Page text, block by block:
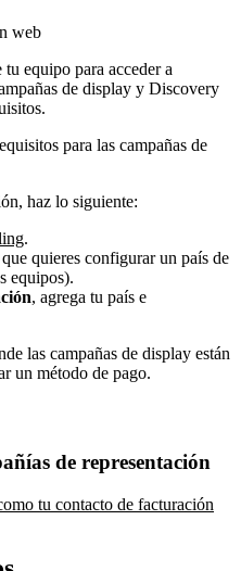
web
equipo para acceder a
de display y Discovery
para las campañas de
haz lo siguiente:
.
quieres configurar un país de
equipos).
, agrega tu país e
las campañas de display están
un método de pago.
de representación
tu contacto de facturación